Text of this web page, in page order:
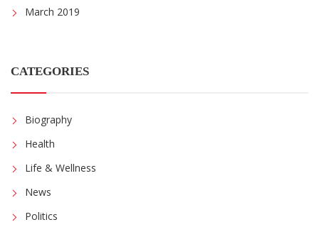
March 2019
CATEGORIES
Biography
Health
Life & Wellness
News
Politics